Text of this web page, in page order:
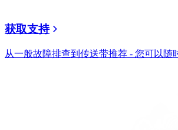
获取支持
从一般故障排查到传送带推荐 - 您可以随